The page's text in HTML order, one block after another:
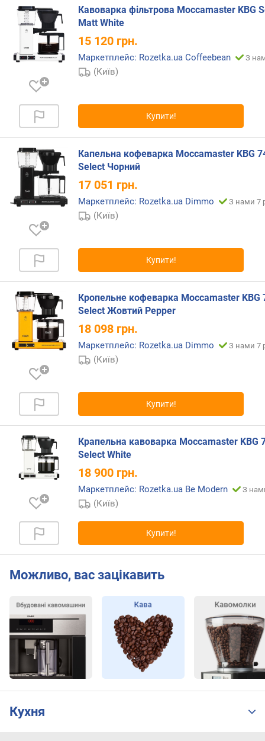
(
л
)
т
с
к
(
а
)
м
а
к
.
т
ч
ш
и
(
м
)
к
о
т
й
я
у
щ
і
(
п
р
ц
й
Кавоварка фільтрова Moccamaster KBG
Matt White
15 120 грн.
Маркетплейс: Rozetka.ua Coffeebean З
(Київ)
Купити!
Капельна кофеварка Moccamaster KBG
Select Чорний
17 051 грн.
Маркетплейс: Rozetka.ua Dimmo З нами 7
(Київ)
Купити!
Кропельне кофеварка Moccamaster KBG
Select Жовтий Pepper
18 098 грн.
Маркетплейс: Rozetka.ua Dimmo З нами 7
(Київ)
Купити!
Крапельна кавоварка Moccamaster KBG
Select White
18 900 грн.
Маркетплейс: Rozetka.ua Be Modern З
(Київ)
Купити!
Можливо, вас зацікавить
Кухня